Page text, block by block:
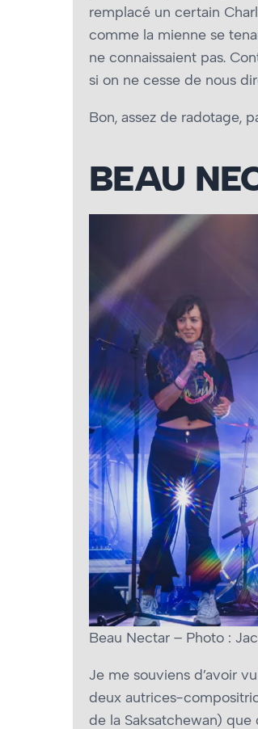
remplacé un certain
comme la mienne se
ne connaissaient pas.
si on ne cesse de nous
Bon, assez de radotage,
BEAU
Beau Nectar – Photo :
Je me souviens d’avoir vu
deux autrices-
de la Saksatchewan) que